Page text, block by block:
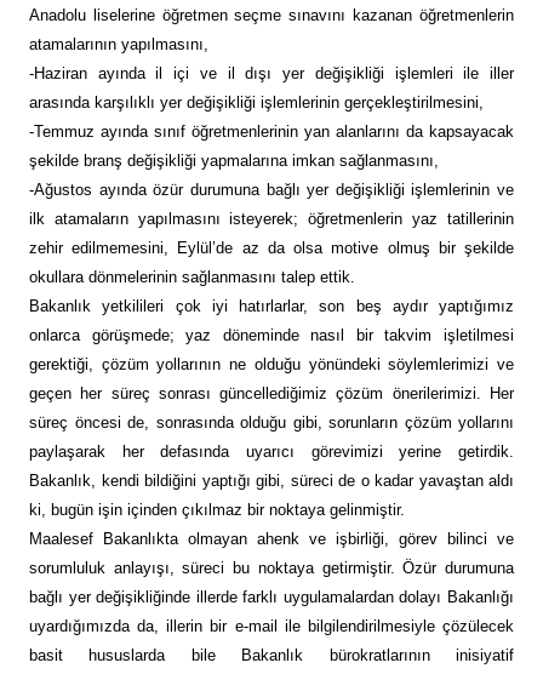
Anadolu liselerine öğretmen seçme sınavını kazanan öğretmenlerin
atamalarının yapılmasını,
-Haziran ayında il içi ve il dışı yer değişikliği işlemleri ile iller
arasında karşılıklı yer değişikliği işlemlerinin gerçekleştirilmesini,
-Temmuz ayında sınıf öğretmenlerinin yan alanlarını da kapsayacak
şekilde branş değişikliği yapmalarına imkan sağlanmasını,
-Ağustos ayında özür durumuna bağlı yer değişikliği işlemlerinin ve
ilk atamaların yapılmasını isteyerek; öğretmenlerin yaz tatillerinin
zehir edilmemesini, Eylül’de az da olsa motive olmuş bir şekilde
okullara dönmelerinin sağlanmasını talep ettik.
Bakanlık yetkilileri çok iyi hatırlarlar, son beş aydır yaptığımız
onlarca görüşmede; yaz döneminde nasıl bir takvim işletilmesi
gerektiği, çözüm yollarının ne olduğu yönündeki söylemlerimizi ve
geçen her süreç sonrası güncellediğimiz çözüm önerilerimizi. Her
süreç öncesi de, sonrasında olduğu gibi, sorunların çözüm yollarını
paylaşarak her defasında uyarıcı görevimizi yerine getirdik.
Bakanlık, kendi bildiğini yaptığı gibi, süreci de o kadar yavaştan aldı
ki, bugün işin içinden çıkılmaz bir noktaya gelinmiştir.
Maalesef Bakanlıkta olmayan ahenk ve işbirliği, görev bilinci ve
sorumluluk anlayışı, süreci bu noktaya getirmiştir. Özür durumuna
bağlı yer değişikliğinde illerde farklı uygulamalardan dolayı Bakanlığı
uyardığımızda da, illerin bir e-mail ile bilgilendirilmesiyle çözülecek
basit hususlarda bile Bakanlık bürokratlarının inisiyatif